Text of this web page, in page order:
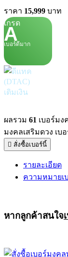
ราคา 15,999 บาท
เกรด
A
เบอร์ดีมาก
เติมเงิน
ผลรวม 61 เบอร์ม
มงคลเสริมดวง เบ
สั่งซื้อเบอร์นี้
รายละเอียด
ความหมายเ
หากลูกค้าสนใจ